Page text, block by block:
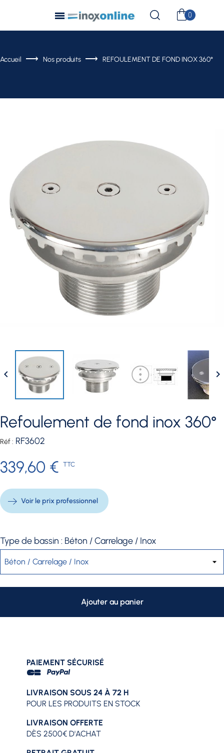
Accueil Nos produits REFOULEMENT DE FOND INOX 360°
 
refoulement de fond inox 360°
Réf : RF3602
339,60 € TTC
Voir le prix professionnel
Type de bassin : Béton / Carrelage / Inox
Ajouter au panier
PAIEMENT SÉCURISÉ
LIVRAISON SOUS 24 À 72 H
POUR LES PRODUITS EN STOCK
LIVRAISON OFFERTE
DÈS 2500€ D'ACHAT